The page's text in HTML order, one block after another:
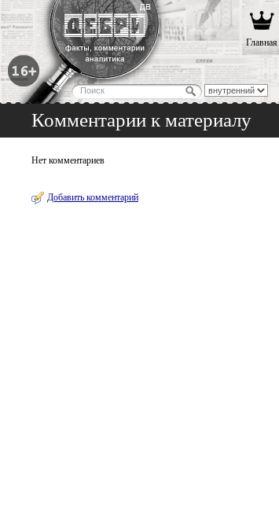
Главная
Комментарии к материалу
Нет комментариев
Добавить комментарий